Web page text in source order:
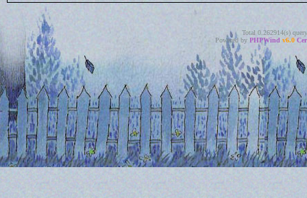
Total 0.262914(s)
Powered by PHPWind v6.0